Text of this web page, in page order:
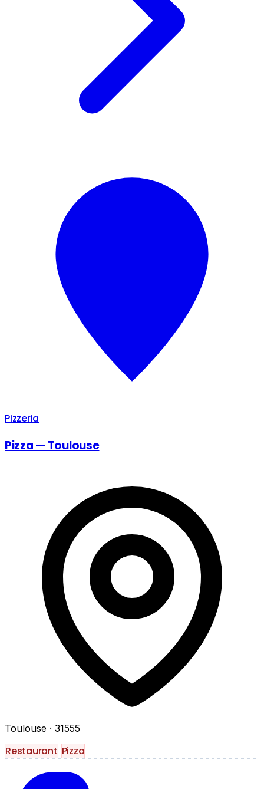
Pizzeria
Pizza — Toulouse
Toulouse · 31555
Restaurant Pizza